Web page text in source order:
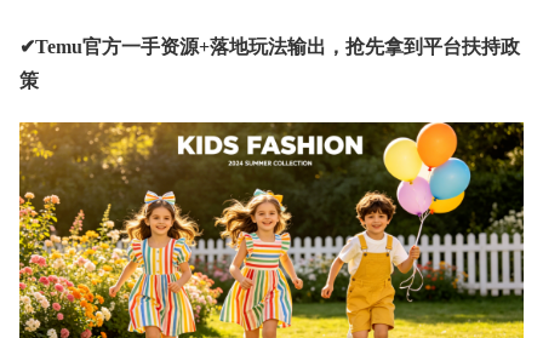
✔Temu官方一手资源+落地玩法输出，抢先拿到平台扶持政
策